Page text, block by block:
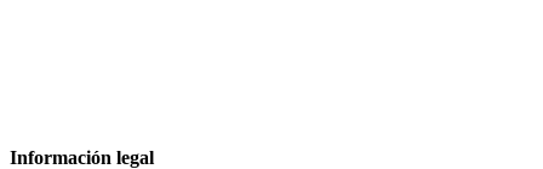
Información legal